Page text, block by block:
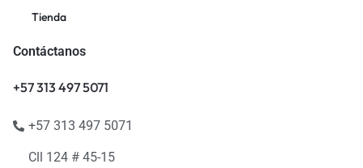
Tienda
Contáctanos
+57 313 497 5071
+57 313 497 5071
Cll 124 # 45-15